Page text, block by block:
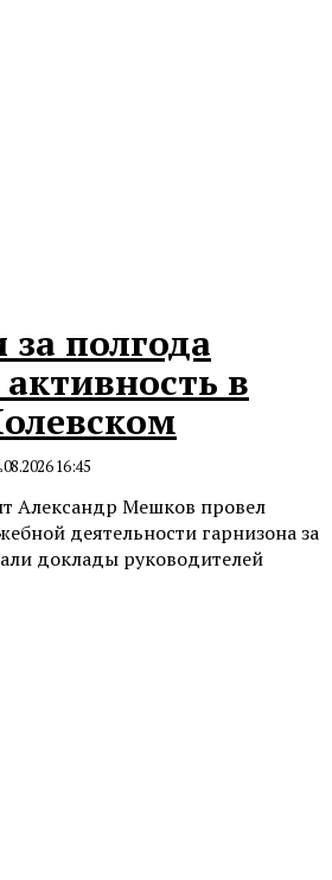
полгода
в
16:45
Александр Мешков провел
деятельности гарнизона за
доклады руководителей